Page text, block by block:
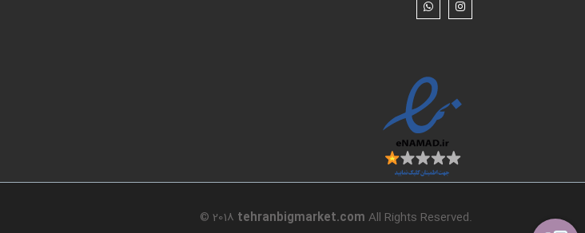
© 2018 tehranbigmarket.com All Rights Reserved.